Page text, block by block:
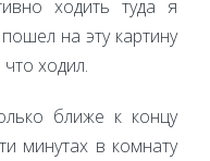
ходить туда я
на эту картину
ходил.
ближе к концу
минутах в комнату